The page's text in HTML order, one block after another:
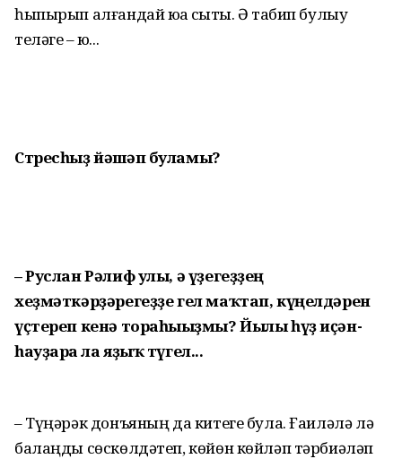
һыпырып алғандай юҡҡа сыҡты. Ә табип булыу
теләге – юҡ...
Стресһыҙ йәшәп буламы?
– Руслан Рәлиф улы, ә үҙегеҙҙең
хеҙмәткәрҙәрегеҙҙе гел маҡтап, күңелдәрен
үҫтереп кенә тораһығыҙмы? Йылы һүҙ иҫән-
һауҙарға ла яҙыҡ түгел...
– Түңәрәк донъяның да китеге була. Ғаиләлә лә
балаңды сөскөлдәтеп, көйөн көйләп тәрбиәләп